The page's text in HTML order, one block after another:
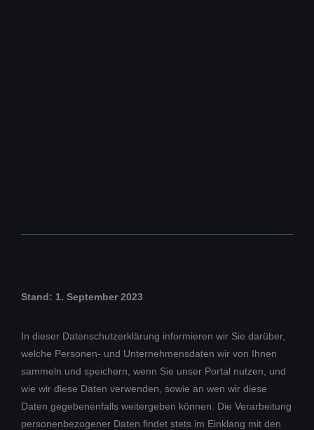
Stand: 1. September 2023
In dieser Datenschutzerklärung informieren wir Sie darüber,
welche Personen- und Unternehmensdaten wir von Ihnen
sammeln und speichern, wenn Sie unser Portal nutzen, und
wie wir diese Daten verwenden, sowie an wen wir diese
Daten gegebenenfalls weitergeben können. Die Verarbeitung
personenbezogener Daten findet stets im Einklang mit den